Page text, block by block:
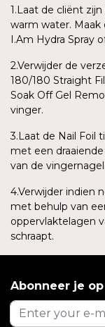
1.Laat de cliënt
warm water.
I.Am Hydra Spray
2.Verwijder de
180/180 Straight
Soak Off Gel
vinger.
3.Laat de Nail Foil
met een
van de vingernagel.
4.Verwijder indien
met behulp van
oppervlaktelagen
schraapt.
Abonneer je